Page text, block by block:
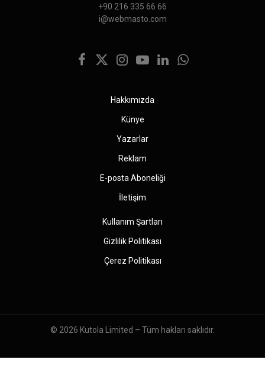
+90 216 335 66 66
i@webmasto.com
Facebook
X
Instagram
YouTubeLinkedInWhatsApp
Hakkımızda
Künye
Yazarlar
Reklam
E-posta Aboneliği
İletişim
Kullanım Şartları
Gizlilik Politikası
Çerez Politikası
© 2026 Kutola Limited – Tüm hakları saklıdır.